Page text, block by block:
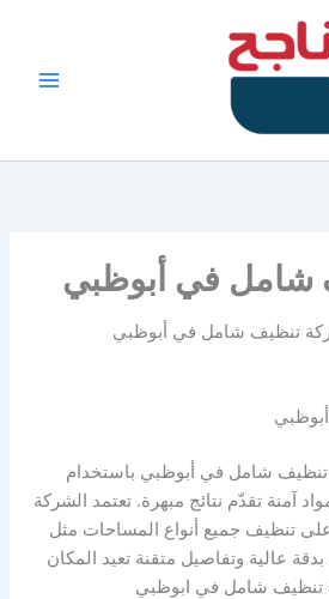
شامل في أبوظبي
تنظيف شامل في أبوظبي
شامل في أبوظبي باستخدام
آمنة تقدّم نتائج مبهرة. تعتمد الشركة
تنظيف جميع أنواع المساحات مثل
عالية وتفاصيل متقنة تعيد المكان
تنظيف شامل في ابوظبي